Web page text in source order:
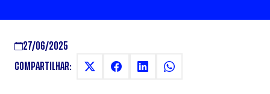
27/06/2025
COMPARTILHAR: